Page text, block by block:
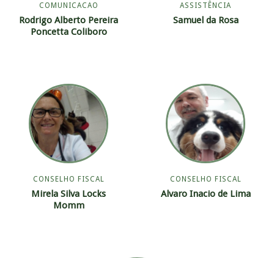
COMUNICACAO
Rodrigo Alberto Pereira
Poncetta Coliboro
ASSISTÊNCIA
Samuel da Rosa
CONSELHO FISCAL
Mirela Silva Locks
Momm
CONSELHO FISCAL
Alvaro Inacio de Lima